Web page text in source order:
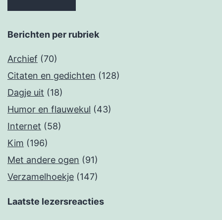
Berichten per rubriek
Archief (70)
Citaten en gedichten (128)
Dagje uit (18)
Humor en flauwekul (43)
Internet (58)
Kim (196)
Met andere ogen (91)
Verzamelhoekje (147)
Laatste lezersreacties